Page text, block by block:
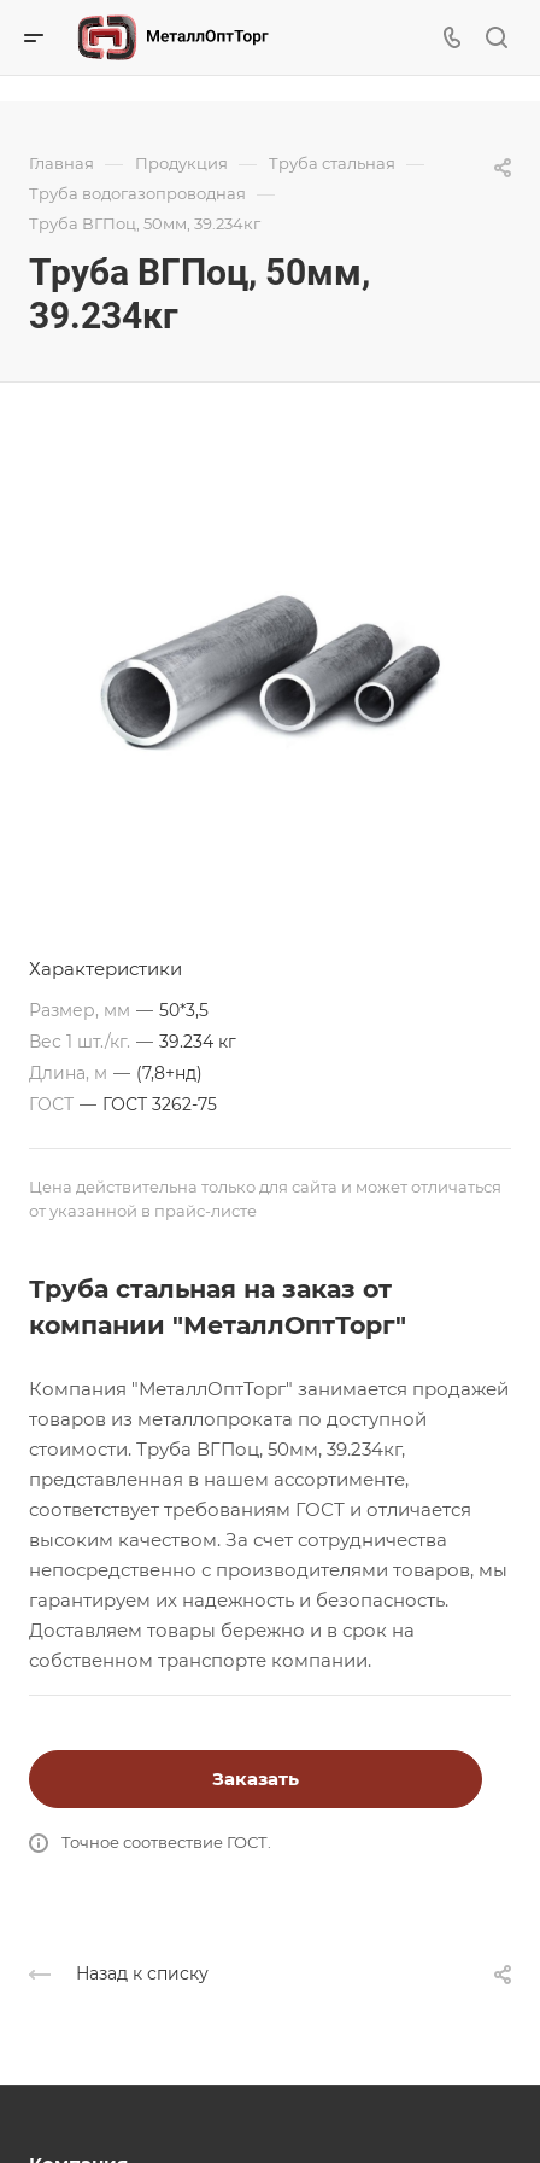
Главная — Продукция — Труба стальная —
Труба водогазопроводная —
Труба ВГПоц, 50мм, 39.234кг
Труба ВГПоц, 50мм,
39.234кг
Характеристики
Размер, мм — 50*3,5
Вес 1 шт./кг. — 39.234 кг
Длина, м — (7,8+нд)
ГОСТ — ГОСТ 3262-75
Цена действительна только для сайта и может отличаться
от указанной в прайс-листе
Труба стальная на заказ от
компании "МеталлОптТорг"
Компания "МеталлОптТорг" занимается продажей
товаров из металлопроката по доступной
стоимости. Труба ВГПоц, 50мм, 39.234кг,
представленная в нашем ассортименте,
соответствует требованиям ГОСТ и отличается
высоким качеством. За счет сотрудничества
непосредственно с производителями товаров, мы
гарантируем их надежность и безопасность.
Доставляем товары бережно и в срок на
собственном транспорте компании.
Заказать
Точное соотвествие ГОСТ.
Назад к списку